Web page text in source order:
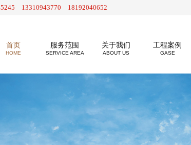
13310943770 18192040652
首页
HOME
服务范围
SERVICE AREA
关于我们
ABOUT US
工程案例
GASE